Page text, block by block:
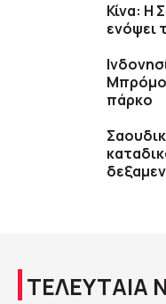
Κίνα: Η
ενόψει
Μπρόμο
πάρκο
ΤΕΛΕΥΤΑΙΑ